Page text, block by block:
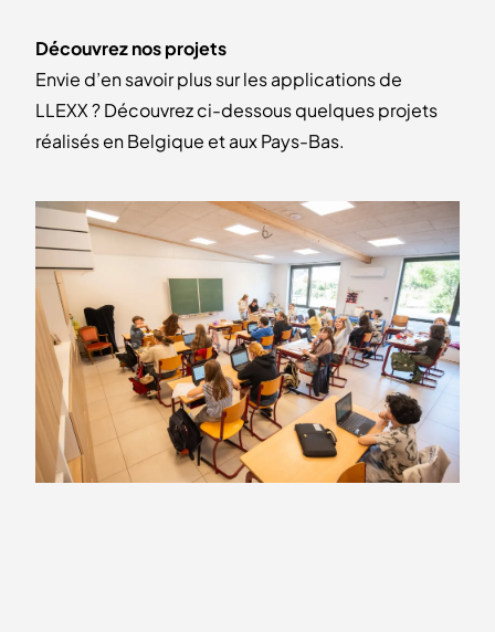
Découvrez nos projets
Envie d’en savoir plus sur les applications de
LLEXX ? Découvrez ci-dessous quelques projets
réalisés en Belgique et aux Pays-Bas.